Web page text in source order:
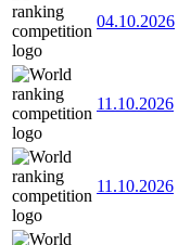
04.10.2026
11.10.2026
11.10.2026